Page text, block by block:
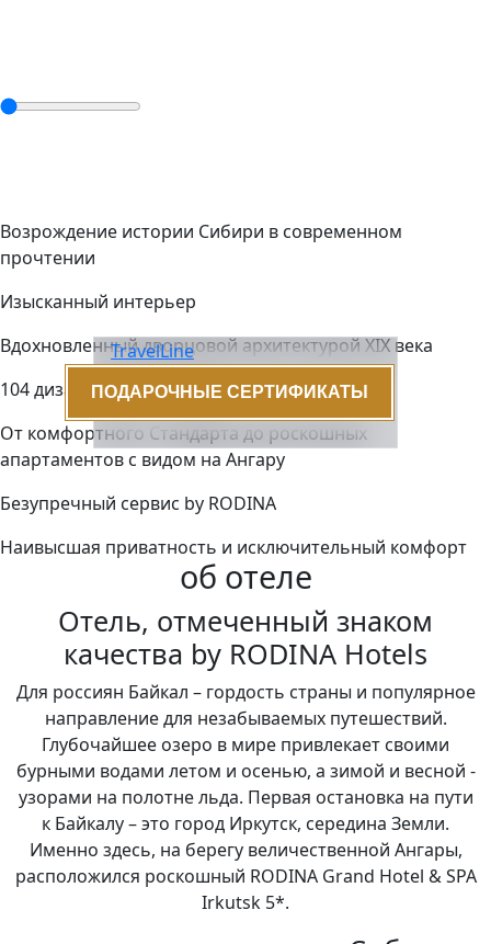
Возрождение истории Сибири в современном
прочтении
Изысканный интерьер
Вдохновленный дворцовой архитектурой XIX века
104 дизайнерских номера
От комфортного Стандарта до роскошных
апартаментов с видом на Ангару
Безупречный сервис by RODINA
Наивысшая приватность и исключительный комфорт
TravelLine
ПОДАРОЧНЫЕ СЕРТИФИКАТЫ
об отеле
Отель, отмеченный знаком
качества by RODINA Hotels
Для россиян Байкал – гордость страны и популярное
направление для незабываемых путешествий.
Глубочайшее озеро в мире привлекает своими
бурными водами летом и осенью, а зимой и весной -
узорами на полотне льда. Первая остановка на пути
к Байкалу – это город Иркутск, середина Земли.
Именно здесь, на берегу величественной Ангары,
расположился роскошный RODINA Grand Hotel & SPA
Irkutsk 5*.